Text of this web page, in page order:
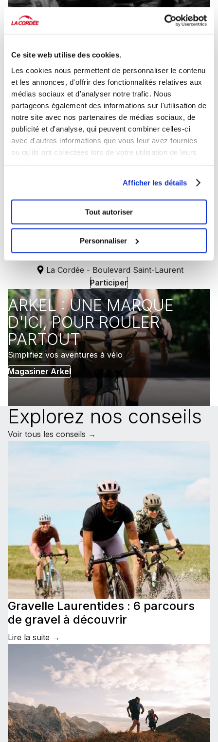
Ce site web utilise des cookies.
Les cookies nous permettent de personnaliser le contenu
et les annonces, d'offrir des fonctionnalités relatives aux
médias sociaux et d'analyser notre trafic. Nous
partageons également des informations sur l'utilisation de
notre site avec nos partenaires de médias sociaux, de
publicité et d'analyse, qui peuvent combiner celles-ci
avec d'autres informations que vous leur avez fournies
ou qu'ils ont collectées lors de votre utilisation de leurs
Afficher les détails
Tout autoriser
Personnaliser
Tous les mercredis à 18 h
La Cordée - Promenades Cathédrale
Participer
Tous les mardi à 18 h
La Cordée - Boulevard Saint-Laurent
Participer
ARKEL : UNE MARQUE
D'ICI, POUR ROULER
PARTOUT
Simplifiez vos aventures à vélo
Magasiner Arkel
Explorez nos conseils
Voir tous les conseils →
Gravelle Laurentides : 6 parcours
de gravel à découvrir
Lire la suite →